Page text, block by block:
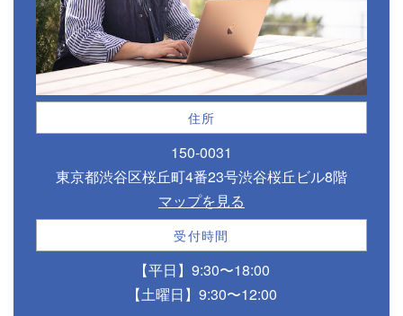
住所
150-0031
東京都渋谷区桜丘町4番23号渋谷桜丘ビル8階
マップを見る
受付時間
【平日】9:30〜18:00
【土曜日】9:30〜12:00